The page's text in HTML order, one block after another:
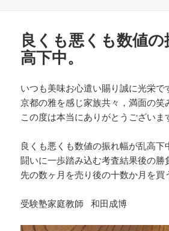
ー
良くも悪くも数値
高下中。
いつも美味お心遣い賜り誠に光栄で
京都の雅を感じ家族共々，満面の笑
この度は本当にありがとうございま
良くも悪くも数値の振れ幅が乱高下
闘いに一歩踏み込む考査結果後の勝
先の数ヶ月を売り後の十数か月を買
受験塾家庭教師 和田成博